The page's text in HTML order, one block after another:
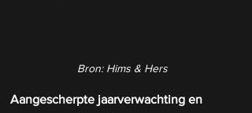
Bron: Hims & Hers
Aangescherpte jaarverwachting en